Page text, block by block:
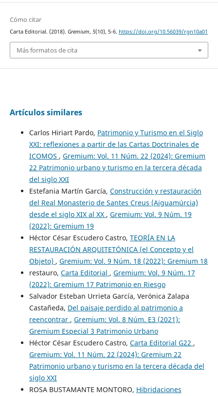
Cómo citar
Carta Editorial. (2018). Gremium, 5(10), 5-6. https://doi.org/10.56039/rgn10a01
Más formatos de cita
Artículos similares
Carlos Hiriart Pardo, Patrimonio y Turismo en el Siglo
XXI: reflexiones a partir de las Cartas Doctrinales de
ICOMOS , Gremium: Vol. 11 Núm. 22 (2024): Gremium
22 Patrimonio urbano y turismo en la tercera década
del siglo XXI
Estefania Martín García, Construcción y restauración
del Real Monasterio de Santes Creus (Aiguamúrcia)
desde el siglo XIX al XX , Gremium: Vol. 9 Núm. 19
(2022): Gremium 19
Héctor César Escudero Castro, TEORÍA EN LA
RESTAURACIÓN ARQUITETÓNICA (el Concepto y el
Objeto) , Gremium: Vol. 9 Núm. 18 (2022): Gremium 18
restauro, Carta Editorial , Gremium: Vol. 9 Núm. 17
(2022): Gremium 17 Patrimonio en Riesgo
Salvador Esteban Urrieta García, Verónica Zalapa
Castañeda, Del paisaje perdido al patrimonio a
reencontrar , Gremium: Vol. 8 Núm. E3 (2021):
Gremium Especial 3 Patrimonio Urbano
Héctor César Escudero Castro, Carta Editorial G22 ,
Gremium: Vol. 11 Núm. 22 (2024): Gremium 22
Patrimonio urbano y turismo en la tercera década del
siglo XXI
ROSA BUSTAMANTE MONTORO, Hibridaciones